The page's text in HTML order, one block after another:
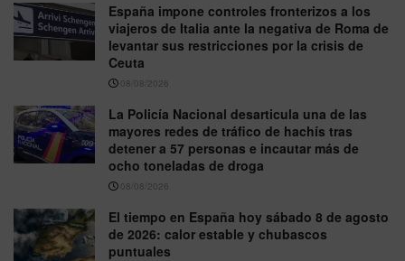
España impone controles fronterizos a los
viajeros de Italia ante la negativa de Roma de
levantar sus restricciones por la crisis de
Ceuta
08/08/2026
La Policía Nacional desarticula una de las
mayores redes de tráfico de hachís tras
detener a 57 personas e incautar más de
ocho toneladas de droga
08/08/2026
El tiempo en España hoy sábado 8 de agosto
de 2026: calor estable y chubascos
puntuales